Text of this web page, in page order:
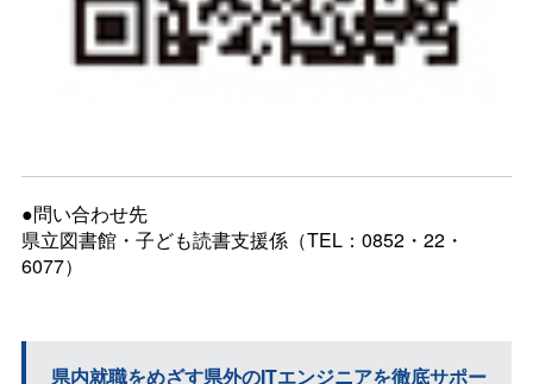
●問い合わせ先
県立図書館・子ども読書支援係（TEL：0852・22・
6077）
県内就職をめざす県外のITエンジニアを徹底サポー